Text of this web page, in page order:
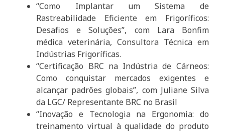
“Como Implantar um Sistema de
Rastreabilidade Eficiente em Frigoríficos:
Desafios e Soluções”, com Lara Bonfim
médica veterinária, Consultora Técnica em
Indústrias Frigoríficas.
“Certificação BRC na Indústria de Cárneos:
Como conquistar mercados exigentes e
alcançar padrões globais”, com Juliane Silva
da LGC/ Representante BRC no Brasil
“Inovação e Tecnologia na Ergonomia: do
treinamento virtual à qualidade do produto